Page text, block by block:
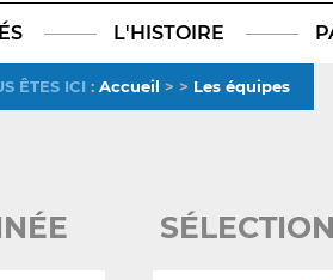
L'HISTOIRE
ÊTES ICI : Accueil > > Les équipes